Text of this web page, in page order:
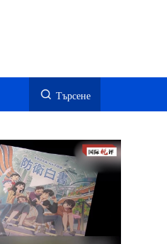
Търсене